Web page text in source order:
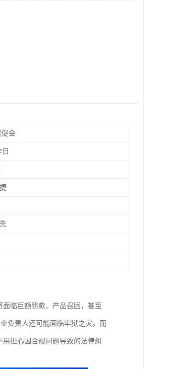
促会
临巨额罚款、产品召回，甚至
负责人还可能面临牢狱之灾。而
担心因合规问题导致的法律纠